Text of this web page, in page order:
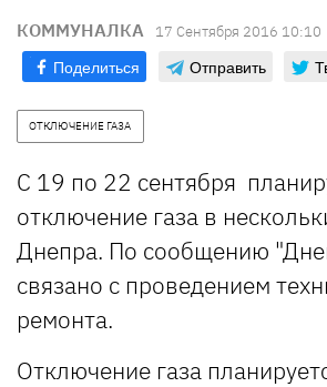
КОММУНАЛКА 17 Сентября 2016 10:10
Поделиться Отправить
ОТКЛЮЧЕНИЕ ГАЗА
С 19 по 22 сентября
отключение газа в
Днепра. По сообщению
связано с проведением
ремонта.
Отключение газа